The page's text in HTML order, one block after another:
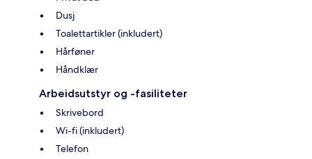
Dusj
Toalettartikler (inkludert)
Hårføner
Håndklær
Arbeidsutstyr og -fasiliteter
Skrivebord
Wi-fi (inkludert)
Telefon